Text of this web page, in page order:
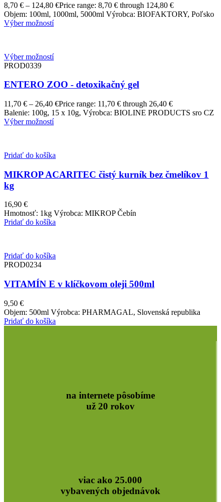
8,70 € – 124,80 €Price range: 8,70 € through 124,80 €
Objem: 100ml, 1000ml, 5000ml Výrobca: BIOFAKTORY, Poľsko
Výber možností
Výber možností
PROD0339
ENTERO ZOO - detoxikačný gel
11,70 € – 26,40 €Price range: 11,70 € through 26,40 €
Balenie: 100g, 15 x 10g, Výrobca: BIOLINE PRODUCTS sro CZ
Výber možností
Pridať do košíka
MIKROP ACARITEC čistý kurník bez čmelíkov 1
kg
16,90 €
Hmotnosť: 1kg Výrobca: MIKROP Čebín
Pridať do košíka
Pridať do košíka
PROD0234
VITAMÍN E v klíčkovom oleji 500ml
9,50 €
Objem: 500ml Výrobca: PHARMAGAL, Slovenská republika
Pridať do košíka
na internete pôsobíme
už 20 rokov
viac ako 25.000
vybavených objednávok